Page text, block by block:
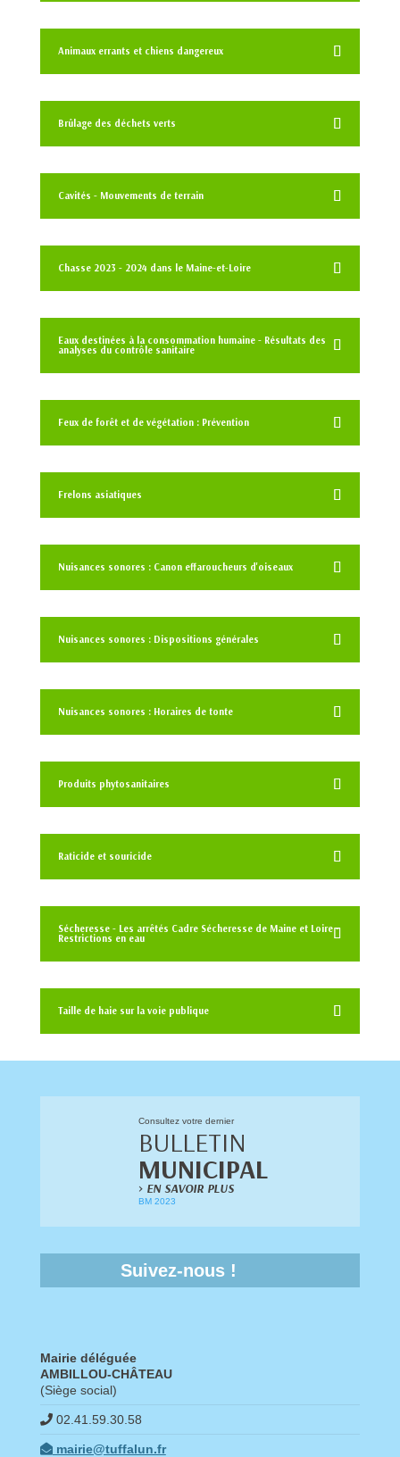
Animaux errants et chiens dangereux
Brûlage des déchets verts
Cavités - Mouvements de terrain
Chasse 2023 - 2024 dans le Maine-et-Loire
Eaux destinées à la consommation humaine - Résultats des
analyses du contrôle sanitaire
Feux de forêt et de végétation : Prévention
Frelons asiatiques
Nuisances sonores : Canon effaroucheurs d'oiseaux
Nuisances sonores : Dispositions générales
Nuisances sonores : Horaires de tonte
Produits phytosanitaires
Raticide et souricide
Sécheresse - Les arrêtés Cadre Sécheresse de Maine et Loire -
Restrictions en eau
Taille de haie sur la voie publique
Consultez votre dernier
BULLETIN
MUNICIPAL
> EN SAVOIR PLUS
BM 2023
Suivez-nous !
Mairie déléguée
AMBILLOU-CHÂTEAU
(Siège social)
02.41.59.30.58
mairie@tuffalun.fr